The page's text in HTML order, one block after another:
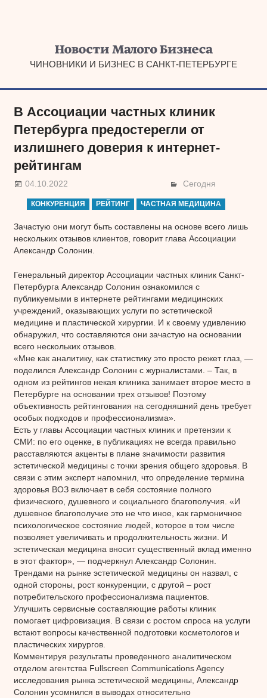
ЧИНОВНИКИ И БИЗНЕС В САНКТ-ПЕТЕРБУРГЕ
В Ассоциации частных клиник
Петербурга предостерегли от
излишнего доверия к интернет-
рейтингам
04.10.2022 Сегодня
КОНКУРЕНЦИЯ РЕЙТИНГ ЧАСТНАЯ МЕДИЦИНА
Зачастую они могут быть составлены на основе всего лишь
нескольких отзывов клиентов, говорит глава Ассоциации
Александр Солонин.
Генеральный директор Ассоциации частных клиник Санкт-
Петербурга Александр Солонин ознакомился с
публикуемыми в интернете рейтингами медицинских
учреждений, оказывающих услуги по эстетической
медицине и пластической хирургии. И к своему удивлению
обнаружил, что составляются они зачастую на основании
всего нескольких отзывов.
«Мне как аналитику, как статистику это просто режет глаз, —
поделился Александр Солонин с журналистами. – Так, в
одном из рейтингов некая клиника занимает второе место в
Петербурге на основании трех отзывов! Поэтому
объективность рейтингования на сегодняшний день требует
особых подходов и профессионализма».
Есть у главы Ассоциации частных клиник и претензии к
СМИ: по его оценке, в публикациях не всегда правильно
расставляются акценты в плане значимости развития
эстетической медицины с точки зрения общего здоровья. В
связи с этим эксперт напомнил, что определение термина
здоровья ВОЗ включает в себя состояние полного
физического, душевного и социального благополучия. «И
душевное благополучие это не что иное, как гармоничное
психологическое состояние людей, которое в том числе
позволяет увеличивать и продолжительность жизни. И
эстетическая медицина вносит существенный вклад именно
в этот фактор», — подчеркнул Александр Солонин.
Трендами на рынке эстетической медицины он назвал, с
одной стороны, рост конкуренции, с другой – рост
потребительского профессионализма пациентов.
Улучшить сервисные составляющие работы клиник
помогает цифровизация. В связи с ростом спроса на услуги
встают вопросы качественной подготовки косметологов и
пластических хирургов.
Комментируя результаты проведенного аналитическом
отделом агентства Fullscreen Сommunications Agency
исследования рынка эстетической медицины, Александр
Солонин усомнился в выводах относительно